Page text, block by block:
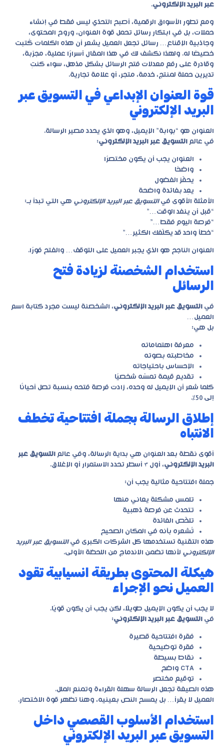
عبر البريد الإلكتروني.
ومع تطور الأسواق الرقمية، أصبح التحدّي ليس فقط في إنشاء
حملات، بل في ابتكار رسائل تحمل قوة العنوان، وروح المحتوى،
وجاذبية الإقناع… رسائل تجعل العميل يشعر أن هذه الكلمات كُتبت
خصيصًا له. ولهذا نكشف لك في هذا المقال أسرارًا عملية، مجرّبة،
وقادرة على رفع معدلات فتح الرسائل بشكل مذهل، سواء كنتِ
تديرين حملة لمنتج، خدمة، متجر، أو علامة تجارية.
قوة العنوان الإبداعي في التسويق عبر
البريد الإلكتروني
العنوان هو “بوابة” الإيميل، وهو الذي يحدد مصير الرسالة.
في عالم التسويق عبر البريد الإلكتروني:
العنوان يجب أن يكون مختصرًا
واضحًا
يحفّز الفضول
يعِد بفائدة واضحة
الأمثلة الأقوى فيالتسويق عبر البريد الإلكتروني هي التي تبدأ بـ:
“قبل أن ينفد الوقت…”
“فرصة اليوم فقط…”
“خطأ واحد قد يكلّفك الكثير…”
العنوان الناجح هو الذي يجبر العميل على التوقف… والفتح فورًا.
استخدام الشخصنة لزيادة فتح
الرسائل
في التسويق عبر البريد الإلكتروني، الشخصنة ليست مجرد كتابة اسم
العميل…
بل هي:
معرفة اهتماماته
مخاطبته بصوته
الإحساس باحتياجاته
تقديم قيمة تمسّه شخصيًا
كلما شعر أن الإيميل له وحده، زادت فرصة فتحه بنسبة تصل أحيانًا
إلى 50%.
إطلاق الرسالة بجملة افتتاحية تخطف
الانتباه
أقوى نقطة بعد العنوان هي بداية الرسالة، وفي عالم التسويق عبر
البريد الإلكتروني، أول ٣ أسطر تحدد الاستمرار أو الإغلاق.
جملة افتتاحية مثالية يجب أن:
تلمس مشكلة يعاني منها
تتحدث عن فرصة ذهبية
تلخّص الفائدة
تُشعره بأنه في المكان الصحيح
هذه التقنية تستخدمها كل الشركات الكبرى فيالتسويق عبر البريد
الإلكتروني لأنها تضمن الاندماج من اللحظة الأولى.
هيكلة المحتوى بطريقة انسيابية تقود
العميل نحو الإجراء
لا يجب أن يكون الإيميل طويلًا، لكن يجب أن يكون قويًا.
في التسويق عبر البريد الإلكتروني:
فقرة افتتاحية قصيرة
فقرة توضيحية
نقاط بسيطة
CTA واضح
توقيع مختصر
هذه الصيغة تجعل الرسالة سهلة القراءة وتمنع الملل.
العميل لا يقرأ… بل يمسح النص بعينيه، وهنا تظهر قوة الاختصار.
استخدام الأسلوب القصصي داخل
التسويق عبر البريد الإلكتروني